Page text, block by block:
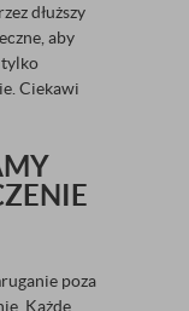
dłuższy
aby
tylko
Ciekawi
poza
Każde